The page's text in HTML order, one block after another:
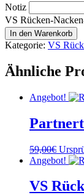
Notiz
VS Rücken-
In den Warenkorb
Kategorie: VS
Ähnliche
Angebot!
59,00€
Angebot!
VS